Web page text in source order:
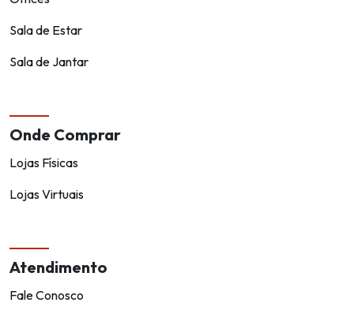
Sala de Estar
Sala de Jantar
Onde Comprar
Lojas Físicas
Lojas Virtuais
Atendimento
Fale Conosco